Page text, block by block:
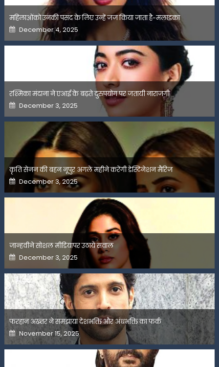
महिलाओंको उनकी पसंद के लिए उन्हें जज किया जाता है-मलाइका
Posted
on
December 4, 2025
रश्मिका मंदाना ने एआई के बढ़ते दुरुपयोग पर जतायी नाराजगी
Posted
on
December 3, 2025
कृति सेनन की बहन नूपुर अगले महीने करेंगी डेस्टिनेशन मैरिज
Posted
on
December 3, 2025
जान्हवीने सोशल मीडियापर उठाये सवाल
Posted
on
December 3, 2025
फरहान अख्तर ने समझाया देशभक्ति और अंधभक्ति का फर्क
Posted
on
November 15, 2025